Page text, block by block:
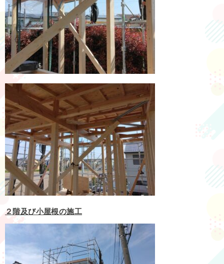
２階及び小屋根の施工